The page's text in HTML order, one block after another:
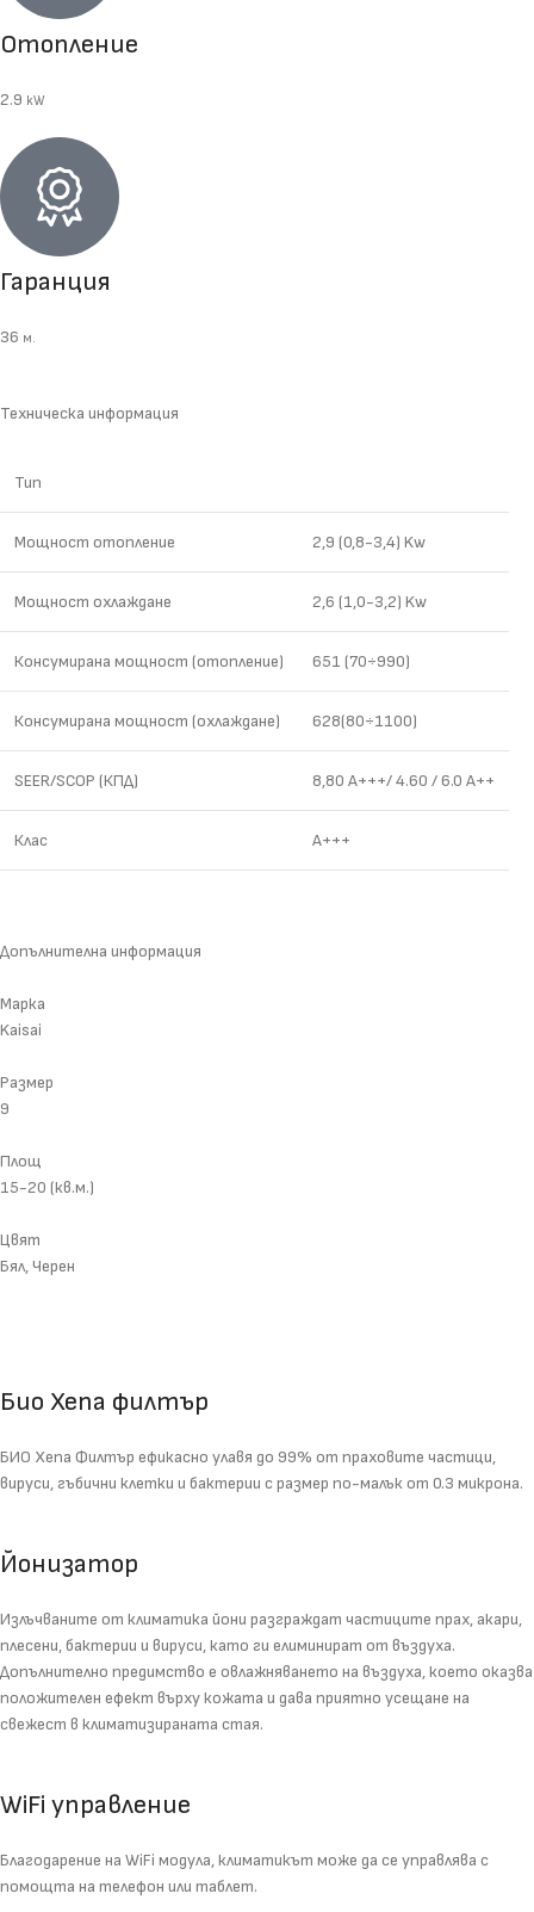
Отопление
2.9 kW
Гаранция
36 м.
Техническа информация
Тип
Mощност отопление 2,9 (0,8-3,4) Kw
Mощност охлаждане 2,6 (1,0-3,2) Kw
Консумирана мощност (отопление) 651 (70÷990)
Консумирана мощност (охлаждане) 628(80÷1100)
SEER/SCOP (КПД) 8,80 A+++/ 4.60 / 6.0 A++
Клас A+++
Допълнителна информация
Марка
Kaisai
Размер
9
Площ
15-20 (кв.м.)
Цвят
Бял, Черен
Био Хепа филтър
БИО Хепа Филтър ефикасно улавя до 99% от праховите частици,
вируси, гъбични клетки и бактерии с размер по-малък от 0.3 микрона.
Йонизатор
Излъчваните от климатика йони разграждат частиците прах, акари,
плесени, бактерии и вируси, като ги елиминират от въздуха.
Допълнително предимство е овлажняването на въздуха, което оказва
положителен ефект върху кожата и дава приятно усещане на
свежест в климатизираната стая.
WiFi управление
Благодарение на WiFi модула, климатикът може да се управлява с
помощта на телефон или таблет.